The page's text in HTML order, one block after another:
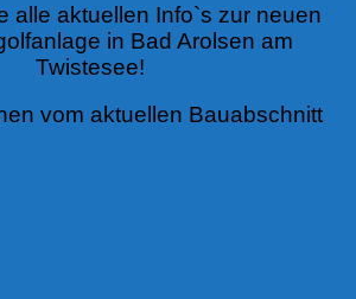
alle aktuellen Info`s zur neuen
in Bad Arolsen am
Twistesee!
vom aktuellen Bauabschnitt